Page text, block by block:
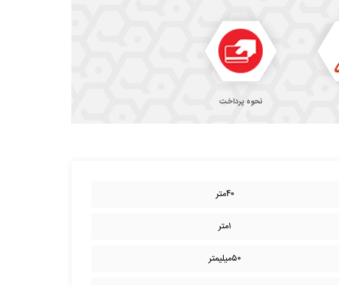
نحوه پرداخت
۴۰متر
۱متر
۵۰میلیمتر